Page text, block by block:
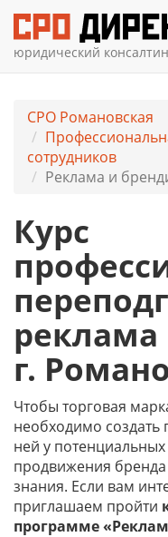
юридический
СРО Романовская
сотрудников
Реклама и
Курс
реклама
г.
Чтобы торговая
необходимо создать
ней у
продвижения
знания. Если вам
приглашаем пройти
программе